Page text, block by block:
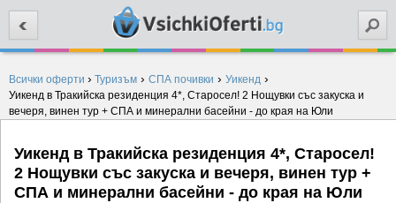
Всички оферти › Туризъм › СПА почивки › Уикенд ›
Уикенд в Тракийска резиденция 4*, Старосел! 2 Нощувки със закуска и
вечеря, винен тур + СПА и минерални басейни - до края на Юли
Уикенд в Тракийска резиденция 4*, Старосел!
2 Нощувки със закуска и вечеря, винен тур +
СПА и минерални басейни - до края на Юли